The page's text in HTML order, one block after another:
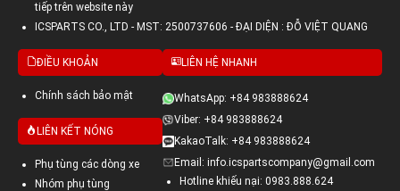
tiếp trên website này
ICSPARTS CO., LTD - MST: 2500737606 - ĐẠI DIỆN : ĐỖ VIỆT QUANG
ĐIỀU KHOẢN
Chính sách bảo mật
LIÊN KẾT NÓNG
Phụ tùng các dòng xe
Nhóm phụ tùng
LIÊN HỆ NHANH
WhatsApp: +84 983888624
Viber: +84 983888624
KakaoTalk: +84 983888624
Email: info.icspartscompany@gmail.com
Hotline khiếu nại: 0983.888.624